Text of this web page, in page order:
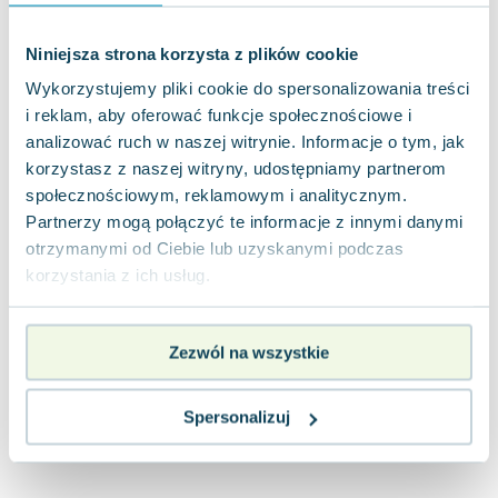
Niniejsza strona korzysta z plików cookie
Wykorzystujemy pliki cookie do spersonalizowania treści
i reklam, aby oferować funkcje społecznościowe i
analizować ruch w naszej witrynie. Informacje o tym, jak
korzystasz z naszej witryny, udostępniamy partnerom
społecznościowym, reklamowym i analitycznym.
Partnerzy mogą połączyć te informacje z innymi danymi
otrzymanymi od Ciebie lub uzyskanymi podczas
korzystania z ich usług.
Zezwól na wszystkie
Spersonalizuj
Lorraine Warren
Lucinda Riley
Jacek Walkiewicz